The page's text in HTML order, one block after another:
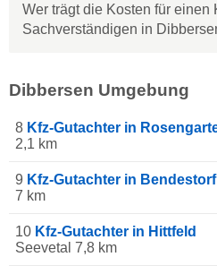
Wer trägt die Kosten für einen
Sachverständigen in
Dibbersen Umgebung
8 Kfz-Gutachter in
2,1 km
9 Kfz-Gutachter in Bendestorf
7 km
10 Kfz-Gutachter in Hittfeld
Seevetal 7,8 km